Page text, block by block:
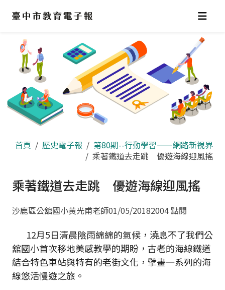
區
首頁 歷史電子報
第80期--行動學習——網路新視界
乘著鐵道去走跳 優遊海線迎風搖
乘著鐵道去走跳 優遊海線迎風搖
沙鹿區公舘國小黃光甫老師01/05/20182004 點閱
12月5日清晨陰雨綿綿的氣候，澆息不了我們公
舘國小首次移地美感教學的期盼，古老的海線鐵道
結合特色車站與特有的老街文化，擘畫一系列的海
線悠活慢遊之旅。